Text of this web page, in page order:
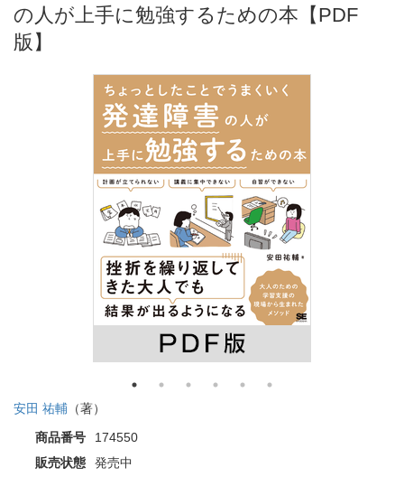
の人が上手に勉強するための本【PDF
版】
安田 祐輔 （著）
商品番号
174550
販売状態
発売中